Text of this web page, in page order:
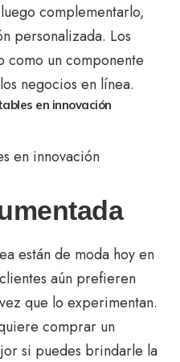
complementarlo,
personalizada. Los
como un componente
negocios en línea.
en innovación
en innovación
están de moda hoy en
aún prefieren
que lo experimentan.
comprar un
si puedes brindarle la